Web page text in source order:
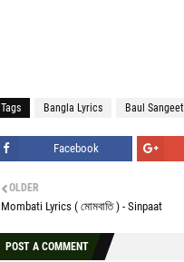
Tags Bangla Lyrics Baul Sangeet
Facebook
OLDER
Mombati Lyrics ( মোমবাতি ) - Sinpaat
POST A COMMENT